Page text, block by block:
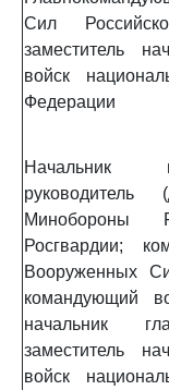
Сил
заместитель
войск
Федерации
Начальник
руководитель
Минобороны
Росгвардии;
Вооруженных
командующий
начальник
заместитель
войск